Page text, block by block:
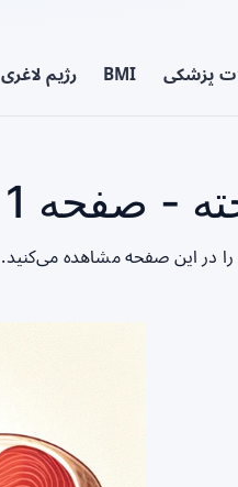
پزشکی BMI رژیم لاغری
- صفحه 1
در این صفحه مشاهده می‌کنید.